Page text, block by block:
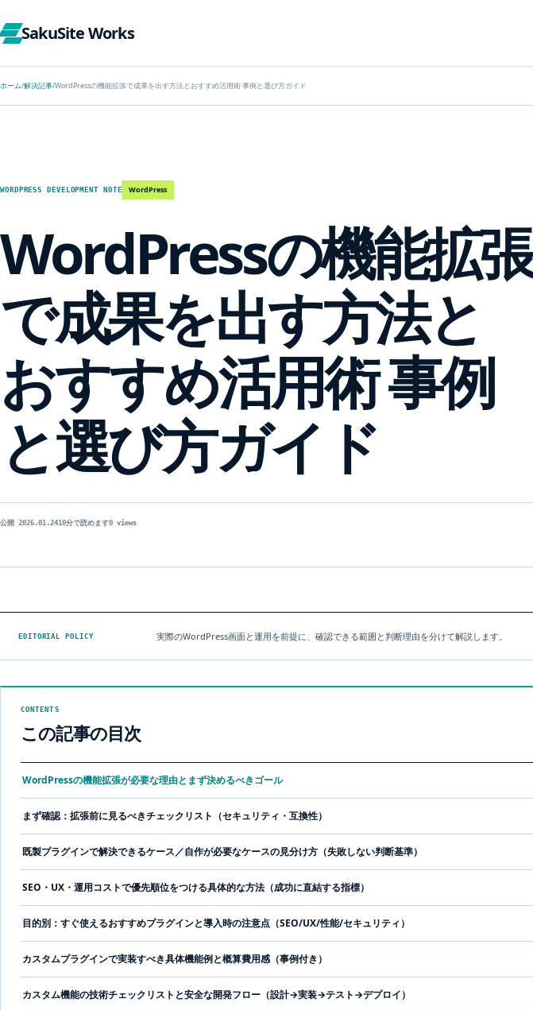
SakuSite Works
ホーム/解決記事/WordPressの機能拡張で成果を出す方法とおすすめ活用術 事例と選び方ガイド
WORDPRESS DEVELOPMENT NOTE WordPress
WordPressの機能拡張
で成果を出す方法と
おすすめ活用術 事例
と選び方ガイド
公開 2026.01.2410分で読めます0 views
EDITORIAL POLICY 実際のWordPress画面と運用を前提に、確認できる範囲と判断理由を分けて解説します。
CONTENTS
この記事の目次
WordPressの機能拡張が必要な理由とまず決めるべきゴール
まず確認：拡張前に見るべきチェックリスト（セキュリティ・互換性）
既製プラグインで解決できるケース／自作が必要なケースの見分け方（失敗しない判断基準）
SEO・UX・運用コストで優先順位をつける具体的な方法（成功に直結する指標）
目的別：すぐ使えるおすすめプラグインと導入時の注意点（SEO/UX/性能/セキュリティ）
カスタムプラグインで実装すべき具体機能例と概算費用感（事例付き）
カスタム機能の技術チェックリストと安全な開発フロー（設計→実装→テスト→デプロイ）